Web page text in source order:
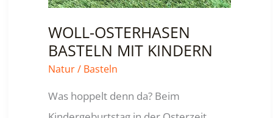
WOLL-OSTERHASEN
BASTELN MIT KINDERN
Natur/ Basteln
Was hoppelt denn da? Beim